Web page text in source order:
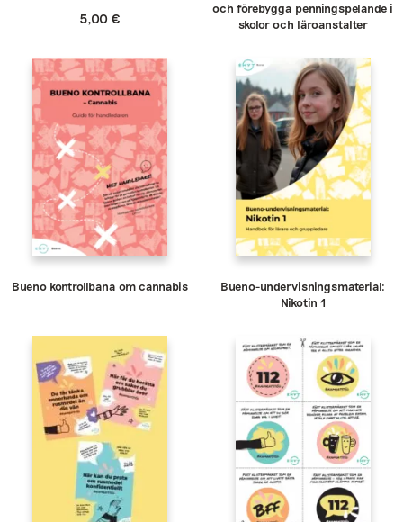
5,00€
och förebygga penningspelande i
skolor och läroanstalter
Bueno kontrollbana om cannabis
Bueno-undervisningsmaterial:
Nikotin 1